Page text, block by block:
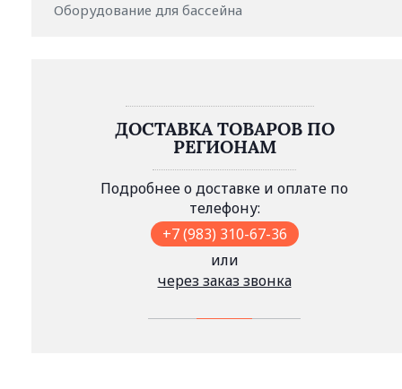
Оборудование для бассейна
ДОСТАВКА ТОВАРОВ ПО
РЕГИОНАМ
Подробнее о доставке и оплате по
телефону:
+7 (983) 310-67-36
или
через заказ звонка